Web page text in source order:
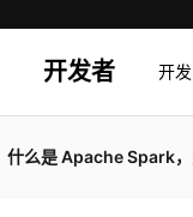
开发者 开发
什么是 Apache Spark，